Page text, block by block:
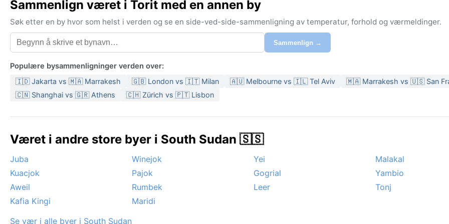
Sammenlign været i Torit med en annen by
Søk etter en by hvor som helst i verden og se en side-ved-side-sammenligning av temperatur, forhold og værmeldinger.
Sammenlign →
Populære bysammenligninger verden over:
🇮🇩 Jakarta vs 🇲🇦 Marrakesh 🇬🇧 London vs 🇮🇹 Milan 🇦🇺 Melbourne vs 🇮🇱 Tel Aviv
🇲🇦 Marrakesh vs 🇺🇸 San
🇨🇳 Shanghai vs 🇬🇷 Athens
🇨🇭 Zürich vs 🇵🇹 Lisbon
Været i andre store byer i South Sudan 🇸🇸
Juba Winejok Yei
Malakal
Kuacjok
Pajok Gogrial
Yambio
Aweil
Rumbek Leer
Tonj
Kafia Kingi
Maridi
Se vær i alle byer i South Sudan